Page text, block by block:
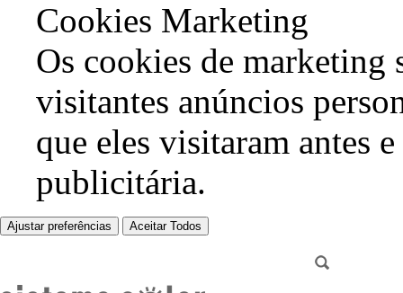
Cookies Marketing
Os cookies de marketing
visitantes anúncios
que eles visitaram antes
publicitária.
Ajustar preferências Aceitar Todos